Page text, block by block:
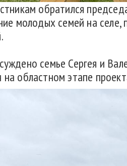
обратился
молодых семей на
семье Сергея и
областном этапе